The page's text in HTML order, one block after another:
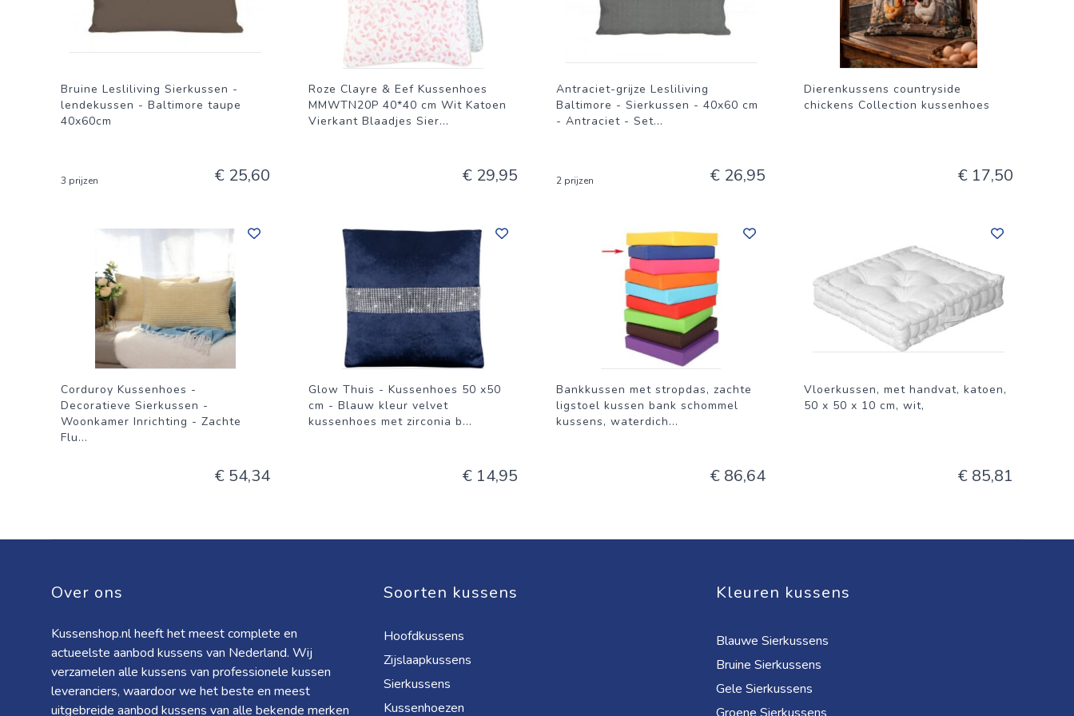
Bruine Lesliliving Sierkussen -
lendekussen - Baltimore taupe
40x60cm
3 prijzen € 25,60
Roze Clayre & Eef Kussenhoes
MMWTN20P 40*40 cm Wit Katoen
Vierkant Blaadjes Sier...
€ 29,95
Antraciet-grijze Lesliliving
Baltimore - Sierkussen - 40x60 cm
- Antraciet - Set...
2 prijzen € 26,95
Dierenkussens countryside
chickens Collection kussenhoes
€ 17,50
Corduroy Kussenhoes -
Decoratieve Sierkussen -
Woonkamer Inrichting - Zachte
Flu...
€ 54,34
Glow Thuis - Kussenhoes 50 x50
cm - Blauw kleur velvet
kussenhoes met zirconia b...
€ 14,95
Bankkussen met stropdas, zachte
ligstoel kussen bank schommel
kussens, waterdich...
€ 86,64
Vloerkussen, met handvat, katoen,
50 x 50 x 10 cm, wit,
€ 85,81
Over ons
Kussenshop.nl heeft het meest complete en
actueelste aanbod kussens van Nederland. Wij
verzamelen alle kussens van professionele kussen
leveranciers, waardoor we het beste en meest
uitgebreide aanbod kussens van alle bekende merken
Soorten kussens
Hoofdkussens
Zijslaapkussens
Sierkussens
Kussenhoezen
Kleuren kussens
Blauwe Sierkussens
Bruine Sierkussens
Gele Sierkussens